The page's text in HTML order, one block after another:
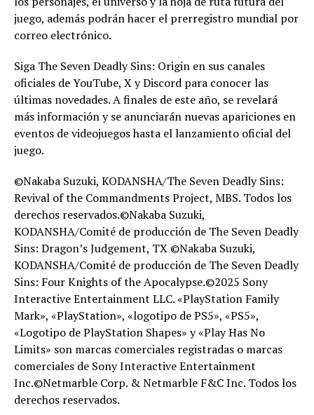
juego, además podrán hacer el prerregistro mundial por
correo electrónico.
Siga The Seven Deadly Sins: Origin en sus canales
oficiales de YouTube, X y Discord para conocer las
últimas novedades. A finales de este año, se revelará
más información y se anunciarán nuevas apariciones en
eventos de videojuegos hasta el lanzamiento oficial del
juego.
©Nakaba Suzuki, KODANSHA/The Seven Deadly Sins:
Revival of the Commandments Project, MBS. Todos los
derechos reservados.©Nakaba Suzuki,
KODANSHA/Comité de producción de The Seven Deadly
Sins: Dragon’s Judgement, TX ©Nakaba Suzuki,
KODANSHA/Comité de producción de The Seven Deadly
Sins: Four Knights of the Apocalypse.©2025 Sony
Interactive Entertainment LLC. «PlayStation Family
Mark», «PlayStation», «logotipo de PS5», «PS5»,
«Logotipo de PlayStation Shapes» y «Play Has No
Limits» son marcas comerciales registradas o marcas
comerciales de Sony Interactive Entertainment
Inc.©Netmarble Corp. & Netmarble F&C Inc. Todos los
derechos reservados.